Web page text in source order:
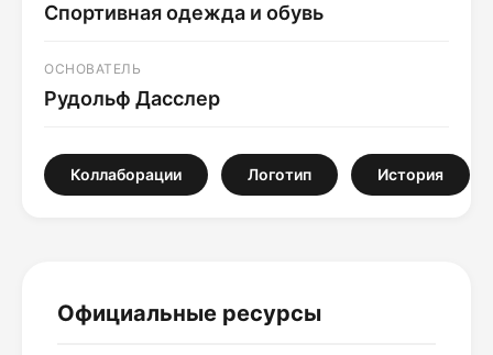
Спортивная одежда и обувь
ОСНОВАТЕЛЬ
Рудольф Дасслер
Коллаборации Логотип История
Официальные ресурсы